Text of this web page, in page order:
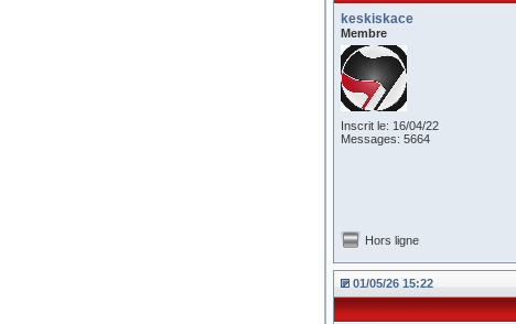
keskiskace
Membre
Inscrit le: 16/04/22
Messages: 5664
Hors ligne
01/05/26 15:22